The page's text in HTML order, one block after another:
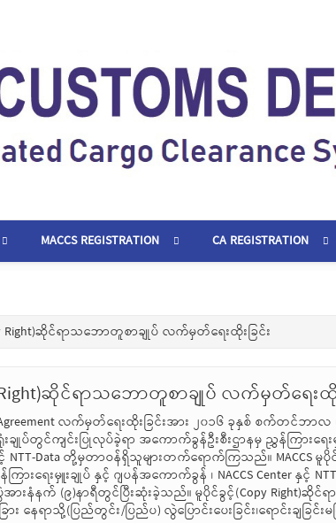
MACCS REGISTRATION CA REGISTRATION
Right)ဆိုင်ရာသဘောတူစာချုပ် လက်မှတ်ရေးထိုးခြင်း
Right)ဆိုင်ရာသဘောတူစာချုပ် လက်မှတ်ရေးထို
Agreement လက်မှတ်ရေးထိုးခြင်းအား ၂၀၁၆ ခုနှစ် စက်တင်
ပ်တွင်ကျင်းပြုလုပ်ခဲ့ရာ အကောက်ခွန်ဦးစီးဌာနမှ ညွှန်ကြားရေးမှူး
င့် NTT-Data တို့မှတာဝန်ရှိသူများတက်ရောက်ကြသည်။ MACCS
ားရေးမှူးချုပ် နှင့် ဂျပန်အကောက်ခွန် ၊ NACCS Center နှ
ားနံနက် (၉)နာရီတွင်ပြီးဆုံးခဲ့သည်။ မူပိုင်ခွင့်(Copy Right)ဆိုင်
ေရာသို့(ပြည်တွင်း/ပြည်ပ) လွဲပြောင်းပေးခြင်း၊ရောင်းချခြင်း